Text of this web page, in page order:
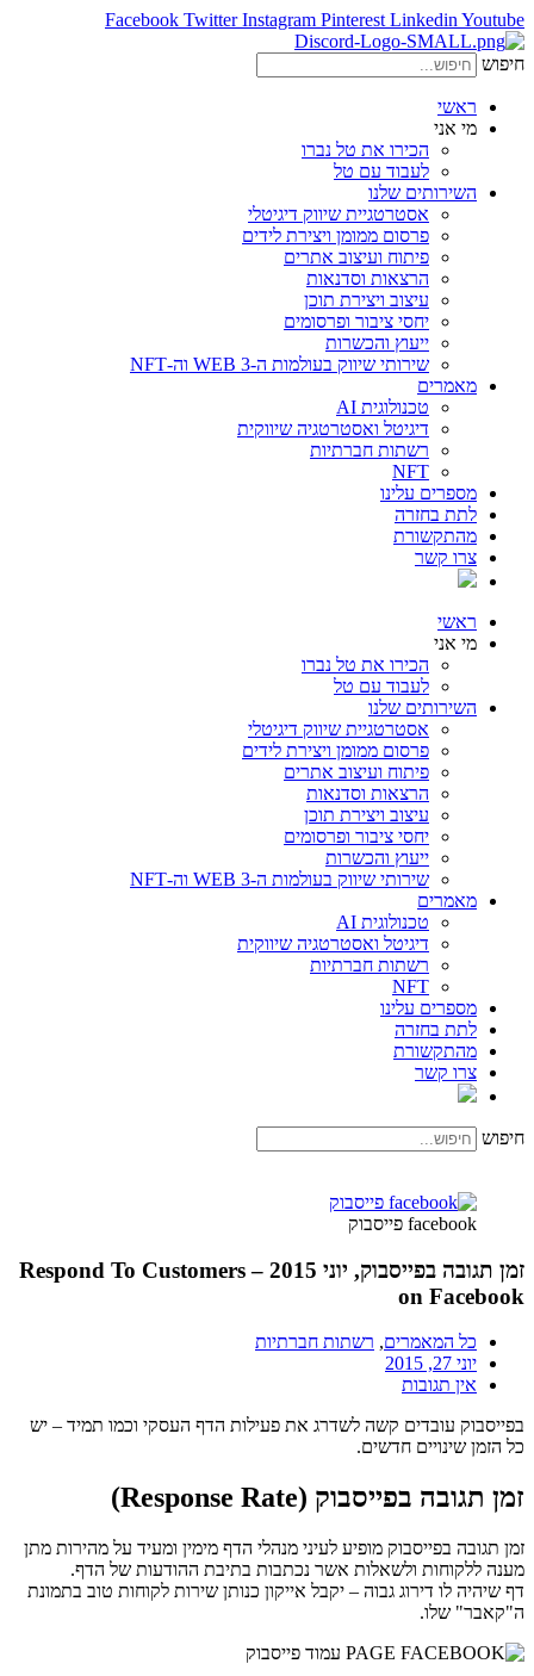
Facebook Twitter Instagram Pinterest Linkedin Youtube
חיפוש
ראשי
מי אני
הכירו את טל נברו
לעבוד עם טל
השירותים שלנו
אסטרטגיית שיווק דיגיטלי
פרסום ממומן ויצירת לידים
פיתוח ועיצוב אתרים
הרצאות וסדנאות
עיצוב ויצירת תוכן
יחסי ציבור ופרסומים
ייעוץ והכשרות
שירותי שיווק בעולמות ה-WEB 3 וה-NFT
מאמרים
טכנולוגית AI
דיגיטל ואסטרטגיה שיווקית
רשתות חברתיות
NFT
מספרים עלינו
לתת בחזרה
מהתקשורת
צרו קשר
ראשי
מי אני
הכירו את טל נברו
לעבוד עם טל
השירותים שלנו
אסטרטגיית שיווק דיגיטלי
פרסום ממומן ויצירת לידים
פיתוח ועיצוב אתרים
הרצאות וסדנאות
עיצוב ויצירת תוכן
יחסי ציבור ופרסומים
ייעוץ והכשרות
שירותי שיווק בעולמות ה-WEB 3 וה-NFT
מאמרים
טכנולוגית AI
דיגיטל ואסטרטגיה שיווקית
רשתות חברתיות
NFT
מספרים עלינו
לתת בחזרה
מהתקשורת
צרו קשר
חיפוש
facebook פייסבוק
זמן תגובה בפייסבוק, יוני 2015 – Respond To Customers
on Facebook
כל המאמרים, רשתות חברתיות
יוני 27, 2015
אין תגובות
בפייסבוק עובדים קשה לשדרג את פעילות הדף העסקי וכמו תמיד – יש
כל הזמן שינויים חדשים.
זמן תגובה בפייסבוק (Response Rate)
זמן תגובה בפייסבוק מופיע לעיני מנהלי הדף מימין ומעיד על מהירות מתן
מענה ללקוחות ולשאלות אשר נכתבות בתיבת ההודעות של הדף.
דף שיהיה לו דירוג גבוה – יקבל אייקון כנותן שירות לקוחות טוב בתמונת
ה"קאבר" שלו.